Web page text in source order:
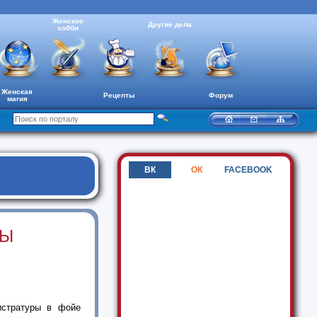
Женское
хобби
Другие дела
Женская
магия
Рецепты Форум
в фойе
ВК ОК FACEBOOK